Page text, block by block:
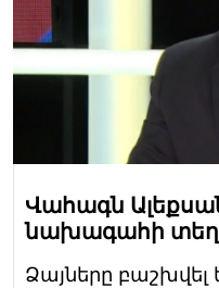
Վահագն
նախագահի
Ձայները բաշխվել